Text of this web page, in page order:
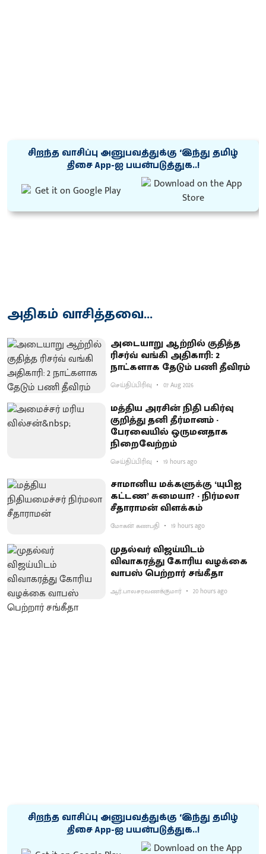
சிறந்த வாசிப்பு அனுபவத்துக்கு ‘இந்து தமிழ்
திசை App-ஐ பயன்படுத்துக..!
அதிகம் வாசித்தவை...
அடையாறு ஆற்றில் குதித்த
ரிசர்வ் வங்கி அதிகாரி: 2
நாட்களாக தேடும் பணி தீவிரம்
செய்திப்பிரிவு 07 Aug 2026
மத்திய அரசின் நிதி பகிர்வு
குறித்து தனி தீர்மானம் -
பேரவையில் ஒருமனதாக
நிறைவேற்றம்
செய்திப்பிரிவு 19 hours ago
சாமானிய மக்களுக்கு ‘யுபிஐ
கட்டண’ சுமையா? - நிர்மலா
சீதாராமன் விளக்கம்
மோகன் கணபதி 19 hours ago
முதல்வர் விஜய்யிடம்
விவாகரத்து கோரிய வழக்கை
வாபஸ் பெற்றார் சங்கீதா
ஆர்.பாலசரவணக்குமார் 20 hours ago
சிறந்த வாசிப்பு அனுபவத்துக்கு ‘இந்து தமிழ்
திசை App-ஐ பயன்படுத்துக..!